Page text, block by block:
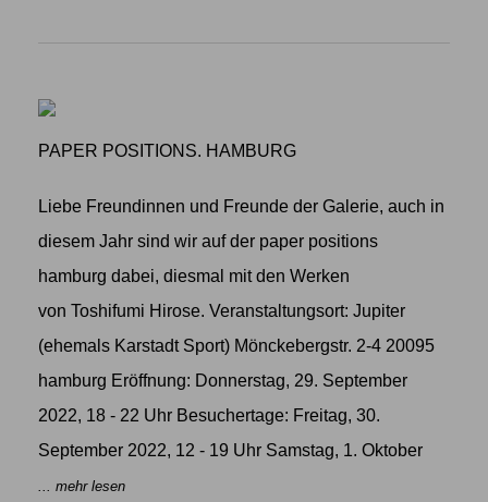
PAPER POSITIONS. HAMBURG
Liebe Freundinnen und Freunde der Galerie, auch in
diesem Jahr sind wir auf der paper positions
hamburg dabei, diesmal mit den Werken
von Toshifumi Hirose. Veranstaltungsort: Jupiter
(ehemals Karstadt Sport) Mönckebergstr. 2-4 20095
hamburg Eröffnung: Donnerstag, 29. September
2022, 18 - 22 Uhr Besuchertage: Freitag, 30.
September 2022, 12 - 19 Uhr Samstag, 1. Oktober
... mehr lesen